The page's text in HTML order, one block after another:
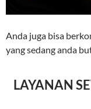
Anda juga bisa
yang sedang anda
LAYANAN